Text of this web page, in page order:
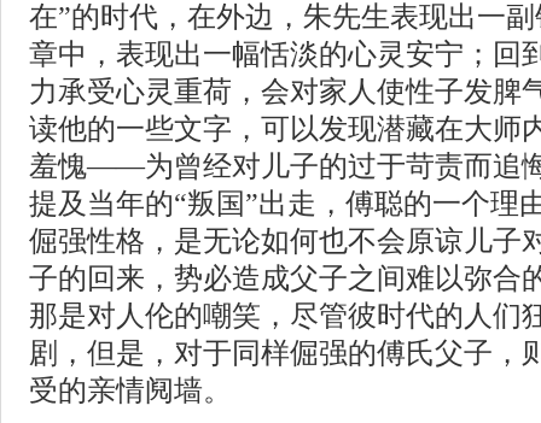
在”的时代，在外边，朱先生表现出一
章中，表现出一幅恬淡的心灵安宁；回
力承受心灵重荷，会对家人使性子发脾
读他的一些文字，可以发现潜藏在大师
羞愧——为曾经对儿子的过于苛责而追
提及当年的“叛国”出走，傅聪的一个理
倔强性格，是无论如何也不会原谅儿子
子的回来，势必造成父子之间难以弥合
那是对人伦的嘲笑，尽管彼时代的人们
剧，但是，对于同样倔强的傅氏父子，
受的亲情阋墙。